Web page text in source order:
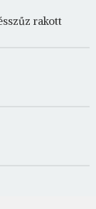
rakott